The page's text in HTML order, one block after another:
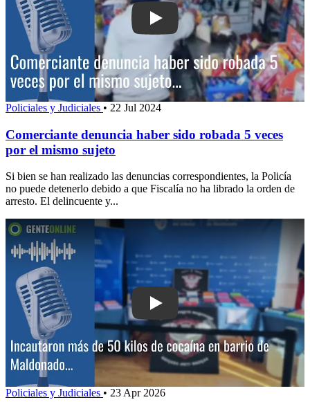
Play: Comerciante denuncia haber
Policiales y Judiciales • 22 Jul 2024
Comerciante denuncia haber sido robada 5 veces
por el mismo sujeto
Si bien se han realizado las denuncias correspondientes, la Policía
no puede detenerlo debido a que Fiscalía no ha librado la orden de
arresto. El delincuente y...
Play: Incautaron más de 50 kilos de
Policiales y Judiciales • 23 Apr 2026